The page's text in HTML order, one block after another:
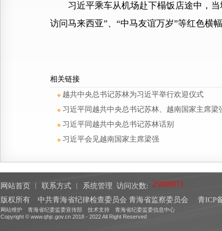
习近平乘车从机场赴下榻饭店途中，当
访问马来西亚”、“中马友谊万岁”等红色横
相关链接
越共中央总书记苏林为习近平举行欢迎仪式
习近平同越共中央总书记苏林、越南国家主席
习近平同越共中央总书记苏林话别
习近平会见越南国家主席梁强
网站首页 联系方式 系统管理 访问次数:
版权所有 中共青海省纪律检查委员会 青海省监察委员会
青ICP
网站维护 青海省纪委监委宣传部 技术支持 青海省纪委监委信息中心
Copyright © www.qhjc.gov.cn 2018 - 2022 All Right Reserved